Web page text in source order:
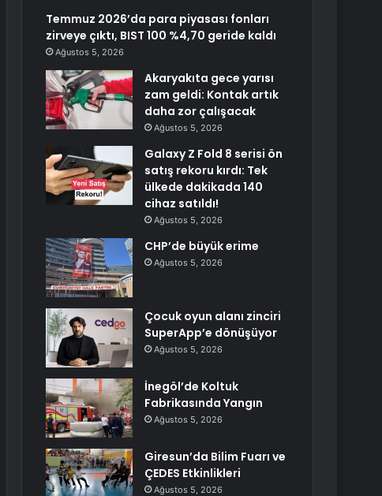
Temmuz 2026’da para piyasası fonları
zirveye çıktı, BIST 100 %4,70 geride kaldı
Ağustos 5, 2026
Akaryakıta gece yarısı
zam geldi: Kontak artık
daha zor çalışacak
Ağustos 5, 2026
Galaxy Z Fold 8 serisi ön
satış rekoru kırdı: Tek
ülkede dakikada 140
cihaz satıldı!
Ağustos 5, 2026
CHP’de büyük erime
Ağustos 5, 2026
Çocuk oyun alanı zinciri
SuperApp’e dönüşüyor
Ağustos 5, 2026
İnegöl’de Koltuk
Fabrikasında Yangın
Ağustos 5, 2026
Giresun’da Bilim Fuarı ve
ÇEDES Etkinlikleri
Ağustos 5, 2026